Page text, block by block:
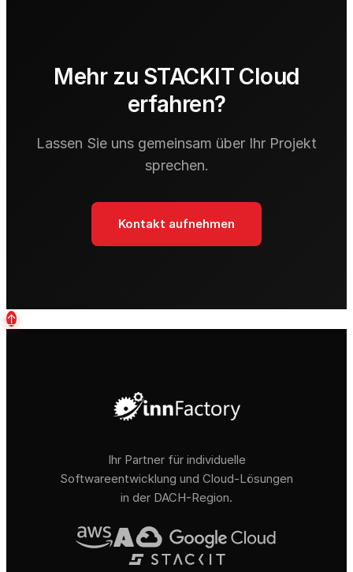
Mehr zu STACKIT Cloud
erfahren?
Lassen Sie uns gemeinsam über Ihr Projekt
sprechen.
Kontakt aufnehmen
↑
Ihr Partner für individuelle
Softwareentwicklung und Cloud-Lösungen
in der DACH-Region.